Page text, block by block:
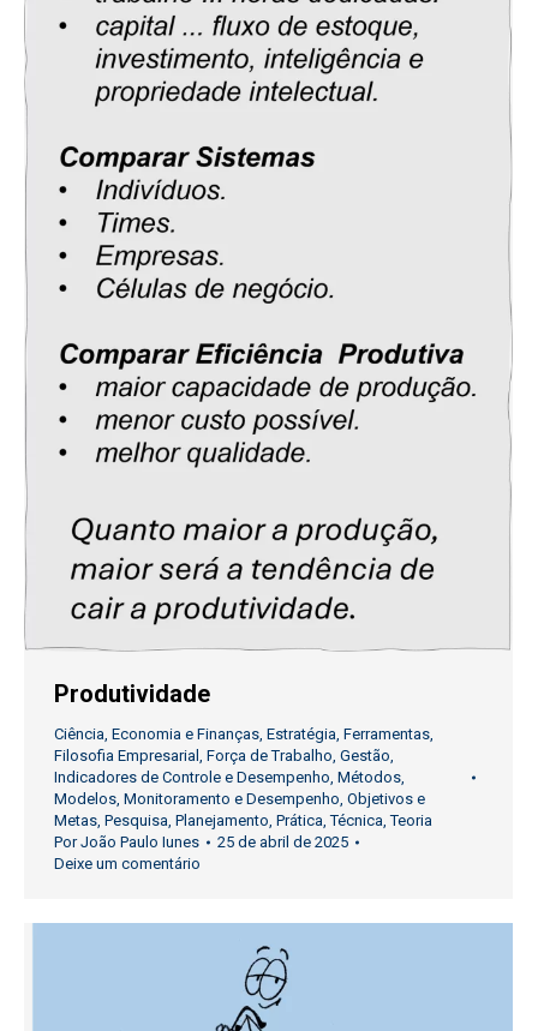
Produtividade
Ciência, Economia e Finanças, Estratégia, Ferramentas,
Filosofia Empresarial , Força de Trabalho, Gestão,
Indicadores de Controle e Desempenho, Métodos,
Modelos, Monitoramento e Desempenho, Objetivos e
Metas, Pesquisa, Planejamento, Prática,Técnica,Teoria
PorJoão Paulo Iunes
25 de abril de 2025
Deixe um comentário